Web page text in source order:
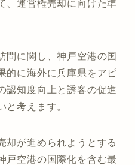
、運営権売却に向けた準
問に関し、神戸空港の国
的に海外に兵庫県をアピ
認知度向上と誘客の促進
と考えます。
却が進められようとする
戸空港の国際化を含む最